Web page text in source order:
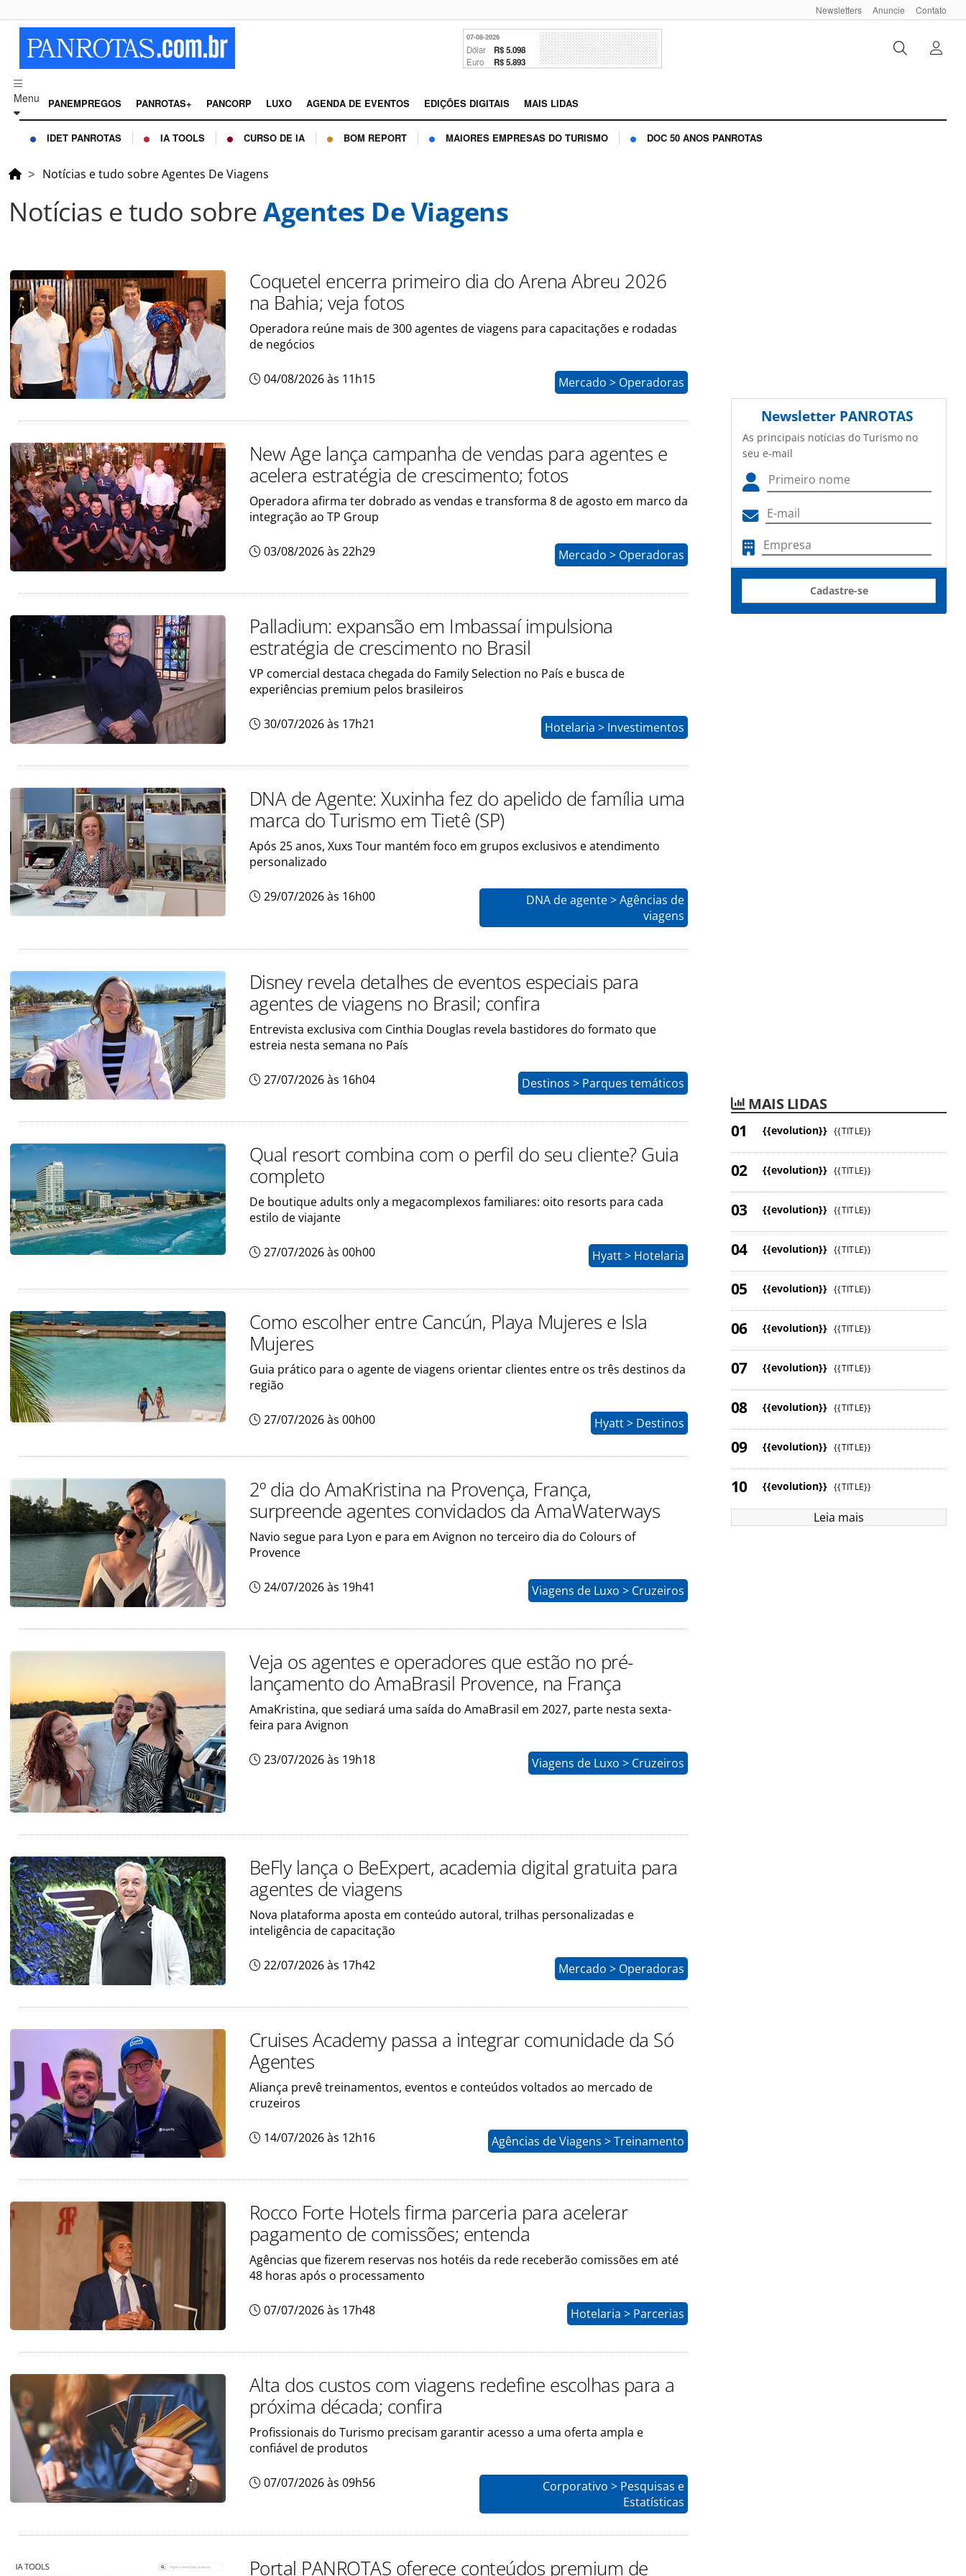
Newsletters Anuncie Contato
07-08-2026
Dólar R$ 5.098
Euro R$ 5.893
Menu PANEMPREGOS PANROTAS+ PANCORP LUXO AGENDA DE EVENTOS EDIÇÕES DIGITAIS MAIS LIDAS
IDET PANROTAS IA TOOLS CURSO DE IA BOM REPORT MAIORES EMPRESAS DO TURISMO DOC 50 ANOS PANROTAS
Notícias e tudo sobre Agentes De Viagens
Notícias e tudo sobreAgentes De Viagens
Coquetel encerra primeiro dia do Arena Abreu 2026
na Bahia; veja fotos
Operadora reúne mais de 300 agentes de viagens para capacitações e rodadas
de negócios
04/08/2026 às 11h15 Mercado > Operadoras
New Age lança campanha de vendas para agentes e
acelera estratégia de crescimento; fotos
Operadora afirma ter dobrado as vendas e transforma 8 de agosto em marco da
integração ao TP Group
03/08/2026 às 22h29 Mercado > Operadoras
Palladium: expansão em Imbassaí impulsiona
estratégia de crescimento no Brasil
VP comercial destaca chegada do Family Selection no País e busca de
experiências premium pelos brasileiros
30/07/2026 às 17h21 Hotelaria > Investimentos
DNA de Agente: Xuxinha fez do apelido de família uma
marca do Turismo em Tietê (SP)
Após 25 anos, Xuxs Tour mantém foco em grupos exclusivos e atendimento
personalizado
29/07/2026 às 16h00
DNA de agente > Agências de
viagens
Disney revela detalhes de eventos especiais para
agentes de viagens no Brasil; confira
Entrevista exclusiva com Cinthia Douglas revela bastidores do formato que
estreia nesta semana no País
27/07/2026 às 16h04 Destinos > Parques temáticos
Qual resort combina com o perfil do seu cliente? Guia
completo
De boutique adults only a megacomplexos familiares: oito resorts para cada
estilo de viajante
27/07/2026 às 00h00 Hyatt > Hotelaria
Como escolher entre Cancún, Playa Mujeres e Isla
Mujeres
Guia prático para o agente de viagens orientar clientes entre os três destinos da
região
27/07/2026 às 00h00 Hyatt > Destinos
2º dia do AmaKristina na Provença, França,
surpreende agentes convidados da AmaWaterways
Navio segue para Lyon e para em Avignon no terceiro dia do Colours of
Provence
24/07/2026 às 19h41 Viagens de Luxo > Cruzeiros
Veja os agentes e operadores que estão no pré-
lançamento do AmaBrasil Provence, na França
AmaKristina, que sediará uma saída do AmaBrasil em 2027, parte nesta sexta-
feira para Avignon
23/07/2026 às 19h18 Viagens de Luxo > Cruzeiros
BeFly lança o BeExpert, academia digital gratuita para
agentes de viagens
Nova plataforma aposta em conteúdo autoral, trilhas personalizadas e
inteligência de capacitação
22/07/2026 às 17h42 Mercado > Operadoras
Cruises Academy passa a integrar comunidade da Só
Agentes
Aliança prevê treinamentos, eventos e conteúdos voltados ao mercado de
cruzeiros
14/07/2026 às 12h16 Agências de Viagens > Treinamento
Rocco Forte Hotels firma parceria para acelerar
pagamento de comissões; entenda
Agências que fizerem reservas nos hotéis da rede receberão comissões em até
48 horas após o processamento
07/07/2026 às 17h48 Hotelaria > Parcerias
Alta dos custos com viagens redefine escolhas para a
próxima década; confira
Profissionais do Turismo precisam garantir acesso a uma oferta ampla e
confiável de produtos
07/07/2026 às 09h56
Corporativo > Pesquisas e
Estatísticas
Portal PANROTAS oferece conteúdos premium de
Newsletter PANROTAS
As principais notícias do Turismo no
seu e-mail
Cadastre-se
MAIS LIDAS
{{evolution}} {{TITLE}}
{{evolution}} {{TITLE}}
{{evolution}} {{TITLE}}
{{evolution}} {{TITLE}}
{{evolution}} {{TITLE}}
{{evolution}} {{TITLE}}
{{evolution}} {{TITLE}}
{{evolution}} {{TITLE}}
{{evolution}} {{TITLE}}
{{evolution}} {{TITLE}}
Leia mais